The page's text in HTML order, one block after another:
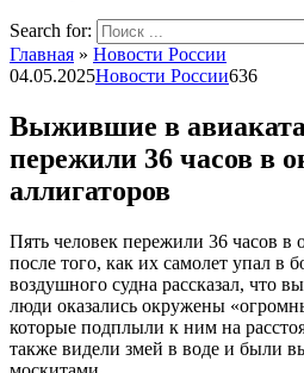
Search for:
Главная » Новости России
04.05.2025Новости России636
Выжившие в
пережили 36 часов в
аллигаторов
Пять человек пережили 36 часов в
после того, как их самолет упал в
воздушного судна рассказал, что
люди оказались окружены
которые подплыли к ним на
также видели змей в воде и были